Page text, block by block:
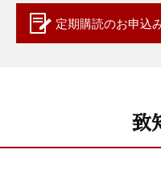
定期購読のお申込
致